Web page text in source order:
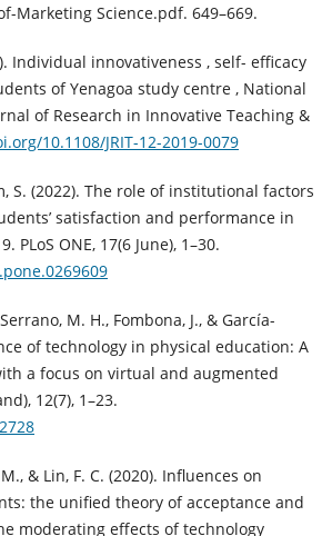
Marketing Science.pdf. 649–669.
Individual innovativeness , self- efficacy
of Yenagoa study centre , National
of Research in Innovative Teaching &
10.1108/JRIT-12-2019-0079
S. (2022). The role of institutional factors
satisfaction and performance in
ONE, 17(6 June), 1–30.
M. H., Fombona, J., & García-
of technology in physical education: A
a focus on virtual and augmented
12(7), 1–23.
& Lin, F. C. (2020). Influences on
the unified theory of acceptance and
moderating effects of technology